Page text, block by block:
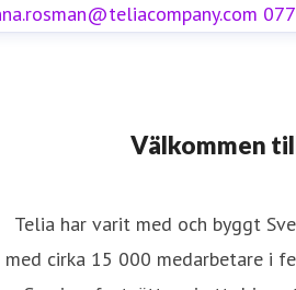
Välkommen
Telia har varit med och byggt
med cirka 15 000 medarbetare i